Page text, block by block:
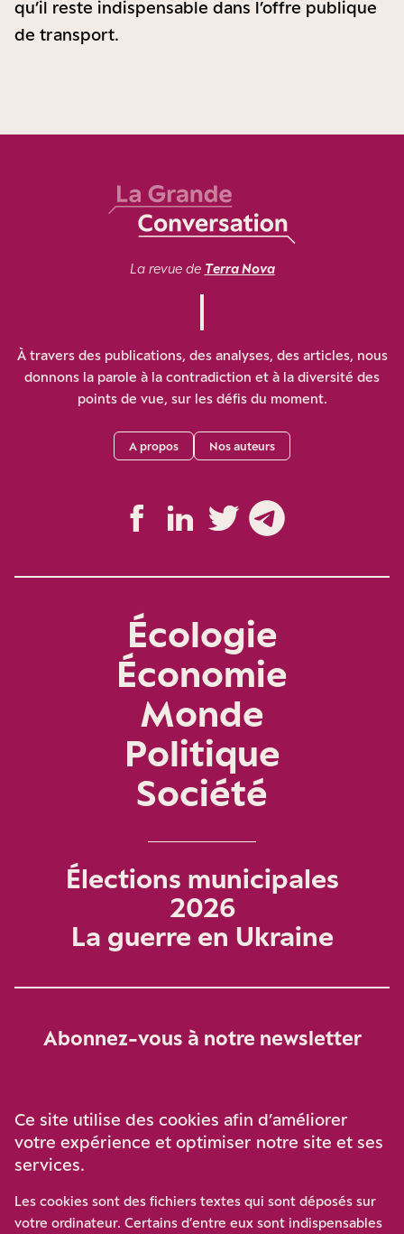
qu’il reste indispensable dans l’offre publique
de transport.
La revue de Terra Nova
À travers des publications, des analyses, des articles, nous
donnons la parole à la contradiction et à la diversité des
points de vue, sur les défis du moment.
A propos Nos auteurs
Écologie
Économie
Monde
Politique
Société
Élections municipales
2026
La guerre en Ukraine
Abonnez-vous à notre newsletter
Participez à notre effort pour conforter la démocratie en
Ce site utilise des cookies afin d’améliorer
votre expérience et optimiser notre site et ses
services.
Les cookies sont des fichiers textes qui sont déposés sur
votre ordinateur. Certains d’entre eux sont indispensables